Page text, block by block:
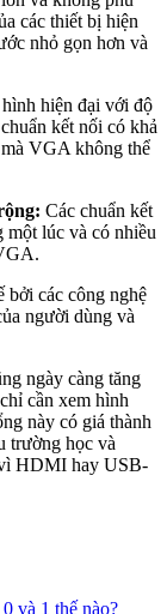
các thiết bị hiện
nhỏ gọn hơn và
hiện đại với độ
kết nối có khả
VGA không thể
Các chuẩn kết
một lúc và có nhiều
bởi các công nghệ
người dùng và
ngày càng tăng
cần xem hình
này có giá thành
trường học và
HDMI hay USB-